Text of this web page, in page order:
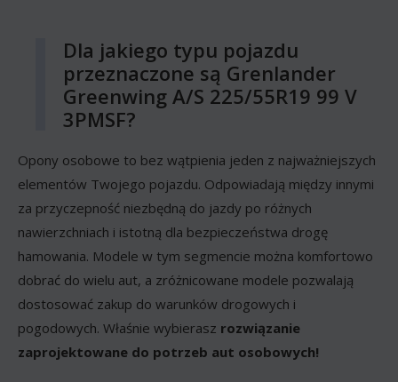
Dla jakiego typu pojazdu
przeznaczone są Grenlander
Greenwing A/S 225/55R19 99 V
3PMSF?
Opony osobowe to bez wątpienia jeden z najważniejszych
elementów Twojego pojazdu. Odpowiadają między innymi
za przyczepność niezbędną do jazdy po różnych
nawierzchniach i istotną dla bezpieczeństwa drogę
hamowania. Modele w tym segmencie można komfortowo
dobrać do wielu aut, a zróżnicowane modele pozwalają
dostosować zakup do warunków drogowych i
pogodowych. Właśnie wybierasz rozwiązanie
zaprojektowane do potrzeb aut osobowych!